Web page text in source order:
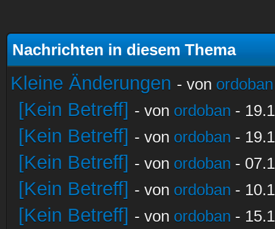
Nachrichten in diesem Thema
Kleine Änderungen - von ordoban
[Kein Betreff] - von ordoban -
[Kein Betreff] - von ordoban -
[Kein Betreff] - von ordoban -
[Kein Betreff] - von ordoban -
[Kein Betreff] - von ordoban -